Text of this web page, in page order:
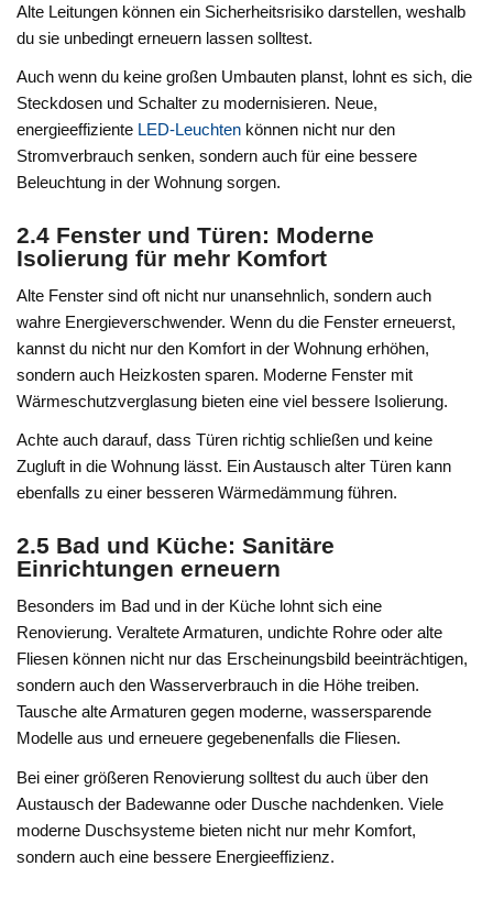
Alte Leitungen können ein Sicherheitsrisiko darstellen, weshalb
du sie unbedingt erneuern lassen solltest.
Auch wenn du keine großen Umbauten planst, lohnt es sich, die
Steckdosen und Schalter zu modernisieren. Neue,
energieeffiziente LED-Leuchten können nicht nur den
Stromverbrauch senken, sondern auch für eine bessere
Beleuchtung in der Wohnung sorgen.
2.4 Fenster und Türen: Moderne
Isolierung für mehr Komfort
Alte Fenster sind oft nicht nur unansehnlich, sondern auch
wahre Energieverschwender. Wenn du die Fenster erneuerst,
kannst du nicht nur den Komfort in der Wohnung erhöhen,
sondern auch Heizkosten sparen. Moderne Fenster mit
Wärmeschutzverglasung bieten eine viel bessere Isolierung.
Achte auch darauf, dass Türen richtig schließen und keine
Zugluft in die Wohnung lässt. Ein Austausch alter Türen kann
ebenfalls zu einer besseren Wärmedämmung führen.
2.5 Bad und Küche: Sanitäre
Einrichtungen erneuern
Besonders im Bad und in der Küche lohnt sich eine
Renovierung. Veraltete Armaturen, undichte Rohre oder alte
Fliesen können nicht nur das Erscheinungsbild beeinträchtigen,
sondern auch den Wasserverbrauch in die Höhe treiben.
Tausche alte Armaturen gegen moderne, wassersparende
Modelle aus und erneuere gegebenenfalls die Fliesen.
Bei einer größeren Renovierung solltest du auch über den
Austausch der Badewanne oder Dusche nachdenken. Viele
moderne Duschsysteme bieten nicht nur mehr Komfort,
sondern auch eine bessere Energieeffizienz.